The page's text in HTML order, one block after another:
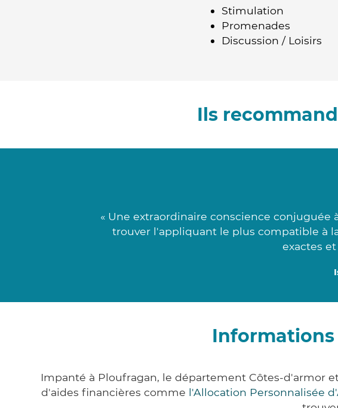
Stimulation
Promenades
Discussion / Loisirs
Ils
« Une extraordinaire conscience
trouver l'appliquant le plus compatible à
exactes
Impanté à Ploufragan, le département Côtes-d'armor
d'aides financières comme l'Allocation Personnalisée